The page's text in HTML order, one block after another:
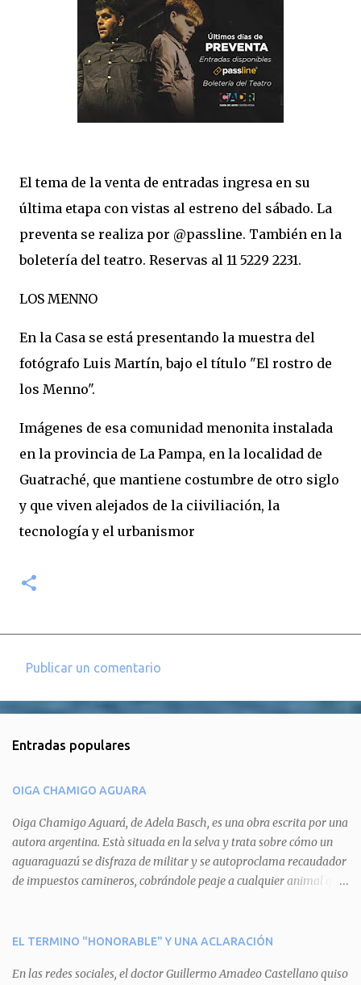
El tema de la venta de entradas ingresa en su
última etapa con vistas al estreno del sábado. La
preventa se realiza por @passline. También en la
boletería del teatro. Reservas al 11 5229 2231.
LOS MENNO
En la Casa se está presentando la muestra del
fotógrafo Luis Martín, bajo el título "El rostro de
los Menno".
Imágenes de esa comunidad menonita instalada
en la provincia de La Pampa, en la localidad de
Guatraché, que mantiene costumbre de otro siglo
y que viven alejados de la ciiviliación, la
tecnología y el urbanismor
e
t
a
r
i
o
Publicar un comentario
Entradas populares
OIGA CHAMIGO AGUARA
Oiga Chamigo Aguará, de Adela Basch, es una obra escrita por una
autora argentina. Està situada en la selva y trata sobre cómo un
aguaraguazú se disfraza de militar y se autoproclama recaudador
de impuestos camineros, cobrándole peaje a cualquier animal que
aguará le provoca. De igual manera pasa con Tatú, el armadillo.
del aguará y pasa sin pagar. Por último, Tui, la cotorra, deja
EL TERMINO "HONORABLE" Y UNA ACLARACIÓN
En las redes sociales, el doctor Guillermo Amadeo Castellano quiso